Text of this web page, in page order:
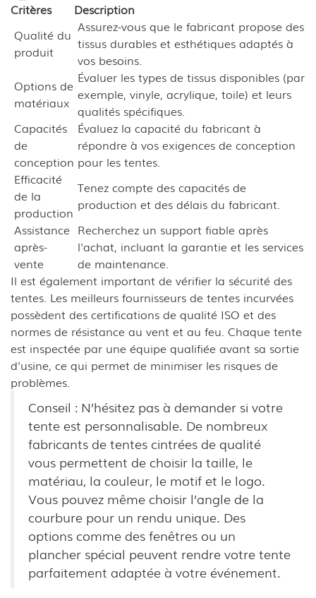
Critères
Description
Qualité du
produit
Assurez-vous que le fabricant propose des
tissus durables et esthétiques adaptés à
vos besoins.
Options de
matériaux
Évaluer les types de tissus disponibles (par
exemple, vinyle, acrylique, toile) et leurs
qualités spécifiques.
Capacités
de
conception
Évaluez la capacité du fabricant à
répondre à vos exigences de conception
pour les tentes.
Efficacité
de la
production
Tenez compte des capacités de
production et des délais du fabricant.
Assistance
après-
vente
Recherchez un support fiable après
l'achat, incluant la garantie et les services
de maintenance.
Il est également important de vérifier la sécurité des
tentes. Les meilleurs fournisseurs de tentes incurvées
possèdent des certifications de qualité ISO et des
normes de résistance au vent et au feu. Chaque tente
est inspectée par une équipe qualifiée avant sa sortie
d'usine, ce qui permet de minimiser les risques de
problèmes.
Conseil : N’hésitez pas à demander si votre
tente est personnalisable. De nombreux
fabricants de tentes cintrées de qualité
vous permettent de choisir la taille, le
matériau, la couleur, le motif et le logo.
Vous pouvez même choisir l’angle de la
courbure pour un rendu unique. Des
options comme des fenêtres ou un
plancher spécial peuvent rendre votre tente
parfaitement adaptée à votre événement.